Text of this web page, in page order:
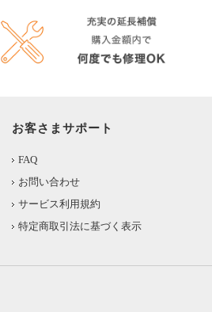
お客さまサポート
FAQ
お問い合わせ
サービス利用規約
特定商取引法に基づく表示